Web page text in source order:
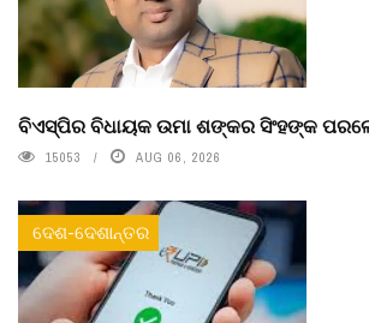
ବିଏସ୍‌ପିର ବିଧାୟକ ଉମା ଶଙ୍କର ସିଂହଙ୍କ
15053 AUG 06, 2026
ଦେଶ-ଦେଶାନ୍ତର